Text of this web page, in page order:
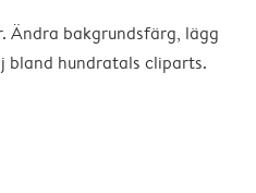
Ändra bakgrundsfärg, lägg
hundratals cliparts.